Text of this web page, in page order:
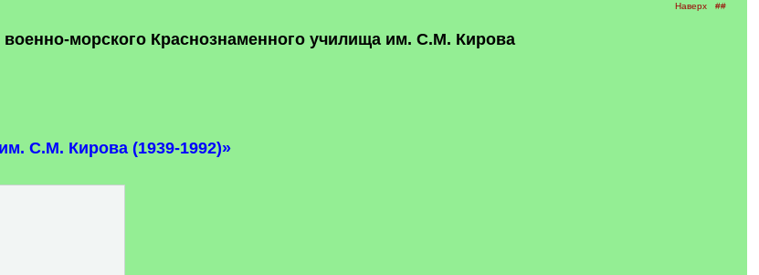
Наверх ##
морского Краснознаменного училища им. С.М. Кирова
С.М. Кирова (1939-1992)»